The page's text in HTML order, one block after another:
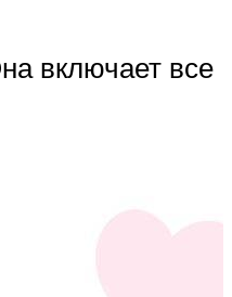
включает все